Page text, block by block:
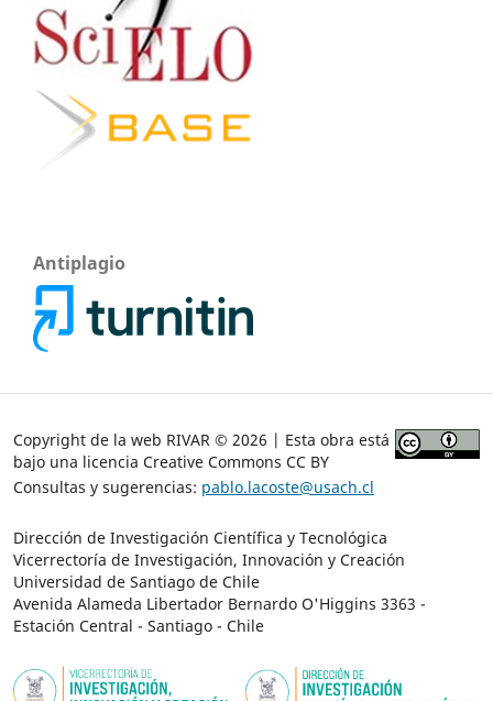
Antiplagio
Copyright de la web RIVAR © 2026 | Esta obra está
bajo una licencia Creative Commons CC BY
Consultas y sugerencias: pablo.lacoste@usach.cl
Dirección de Investigación Científica y Tecnológica
Vicerrectoría de Investigación, Innovación y Creación
Universidad de Santiago de Chile
Avenida Alameda Libertador Bernardo O'Higgins 3363 -
Estación Central - Santiago - Chile